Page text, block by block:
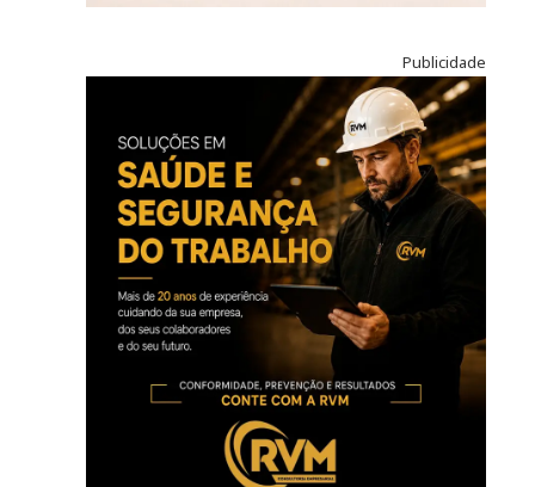
Publicidade